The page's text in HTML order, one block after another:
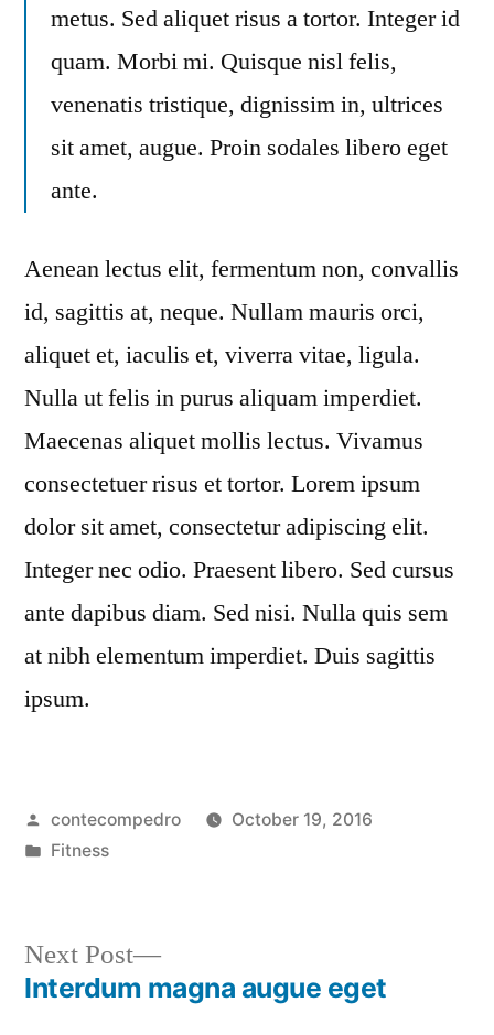
metus. Sed aliquet risus a tortor. Integer id
quam. Morbi mi. Quisque nisl felis,
venenatis tristique, dignissim in, ultrices
sit amet, augue. Proin sodales libero eget
ante.
Aenean lectus elit, fermentum non, convallis
id, sagittis at, neque. Nullam mauris orci,
aliquet et, iaculis et, viverra vitae, ligula.
Nulla ut felis in purus aliquam imperdiet.
Maecenas aliquet mollis lectus. Vivamus
consectetuer risus et tortor. Lorem ipsum
dolor sit amet, consectetur adipiscing elit.
Integer nec odio. Praesent libero. Sed cursus
ante dapibus diam. Sed nisi. Nulla quis sem
at nibh elementum imperdiet. Duis sagittis
ipsum.
contecompedro
October 19, 2016
Fitness
Next Post
Interdum magna augue eget